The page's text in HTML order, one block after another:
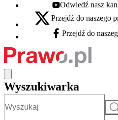
Youtube - otwiera się w
Odwiedź nasz
X - otwiera się w nowej karcie
Przejdź do naszego
Facebook - otwiera się w
Przejdź do
Wyszukiwarka